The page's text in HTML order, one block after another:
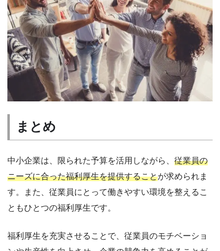
まとめ
中小企業は、限られた予算を活用しながら、 従業員の
ニーズに合った福利厚生を提供することが求められま
す。また、従業員にとって働きやすい環境を整えるこ
ともひとつの福利厚生です。
福利厚生を充実させることで、従業員のモチベーショ